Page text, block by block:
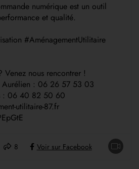
numérique est un outil
et qualité.
#AménagementUtilitaire
Venez nous rencontrer !
Aurélien : 06 26 57 53 03
: 06 40 82 50 60
utilitaire-87.fr
8 Voir sur Facebook